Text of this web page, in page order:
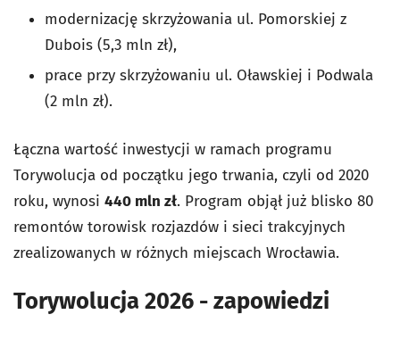
modernizację skrzyżowania ul. Pomorskiej z
Dubois (5,3 mln zł),
prace przy skrzyżowaniu ul. Oławskiej i Podwala
(2 mln zł).
Łączna wartość inwestycji w ramach programu
Torywolucja od początku jego trwania, czyli od 2020
roku, wynosi 440 mln zł. Program objął już blisko 80
remontów torowisk rozjazdów i sieci trakcyjnych
zrealizowanych w różnych miejscach Wrocławia.
Torywolucja 2026 - zapowiedzi